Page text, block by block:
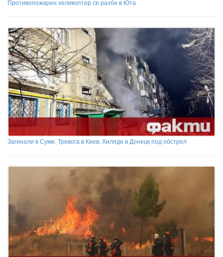
Противопожарен хеликоптер се разби в Юта
Загинали в Суми. Тревога в Киев. Хиляди в Донецк под обстрел